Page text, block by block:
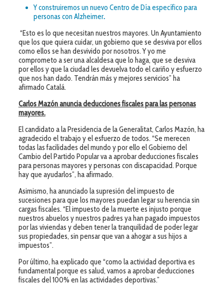
Y construiremos un nuevo Centro de Día específico para
personas con Alzheimer.
“Esto es lo que necesitan nuestros mayores. Un Ayuntamiento
que los que quiera cuidar, un gobierno que se desviva por ellos
como ellos se han desvivido por nosotros. Y yo me
comprometo a ser una alcaldesa que lo haga, que se desviva
por ellos y que la ciudad les devuelva todo el cariño y esfuerzo
que nos han dado. Tendrán más y mejores servicios” ha
afirmado Catalá.
Carlos Mazón anuncia deducciones fiscales para las personas
mayores.
El candidato a la Presidencia de la Generalitat, Carlos Mazón, ha
agradecido el trabajo y el esfuerzo de todos. “Se merecen
todas las facilidades del mundo y por ello el Gobierno del
Cambio del Partido Popular va a aprobar deducciones fiscales
para personas mayores y personas con discapacidad. Porque
hay que ayudarlos”, ha afirmado.
Asimismo, ha anunciado la supresión del impuesto de
sucesiones para que los mayores puedan legar su herencia sin
cargas fiscales. “El impuesto de la muerte es injusto porque
nuestros abuelos y nuestros padres ya han pagado impuestos
por las viviendas y deben tener la tranquilidad de poder legar
sus propiedades, sin pensar que van a ahogar a sus hijos a
impuestos”.
Por último, ha explicado que “como la actividad deportiva es
fundamental porque es salud, vamos a aprobar deducciones
fiscales del 100% en las actividades deportivas.”